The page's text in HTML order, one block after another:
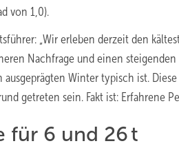
von 1,0).
„Wir erleben derzeit den
Nachfrage und einen
ausgeprägten Winter typisch ist.
getreten sein. Fakt ist: Erfahrene
für 6 und 26 t